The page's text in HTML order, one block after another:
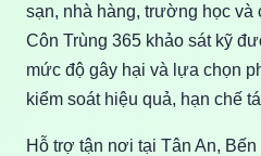
sạn, nhà hàng, trường học và
Côn Trùng 365 khảo sát kỹ
mức độ gây hại và lựa chọn
kiểm soát hiệu quả, hạn chế
Hỗ trợ tận nơi tại Tân An,